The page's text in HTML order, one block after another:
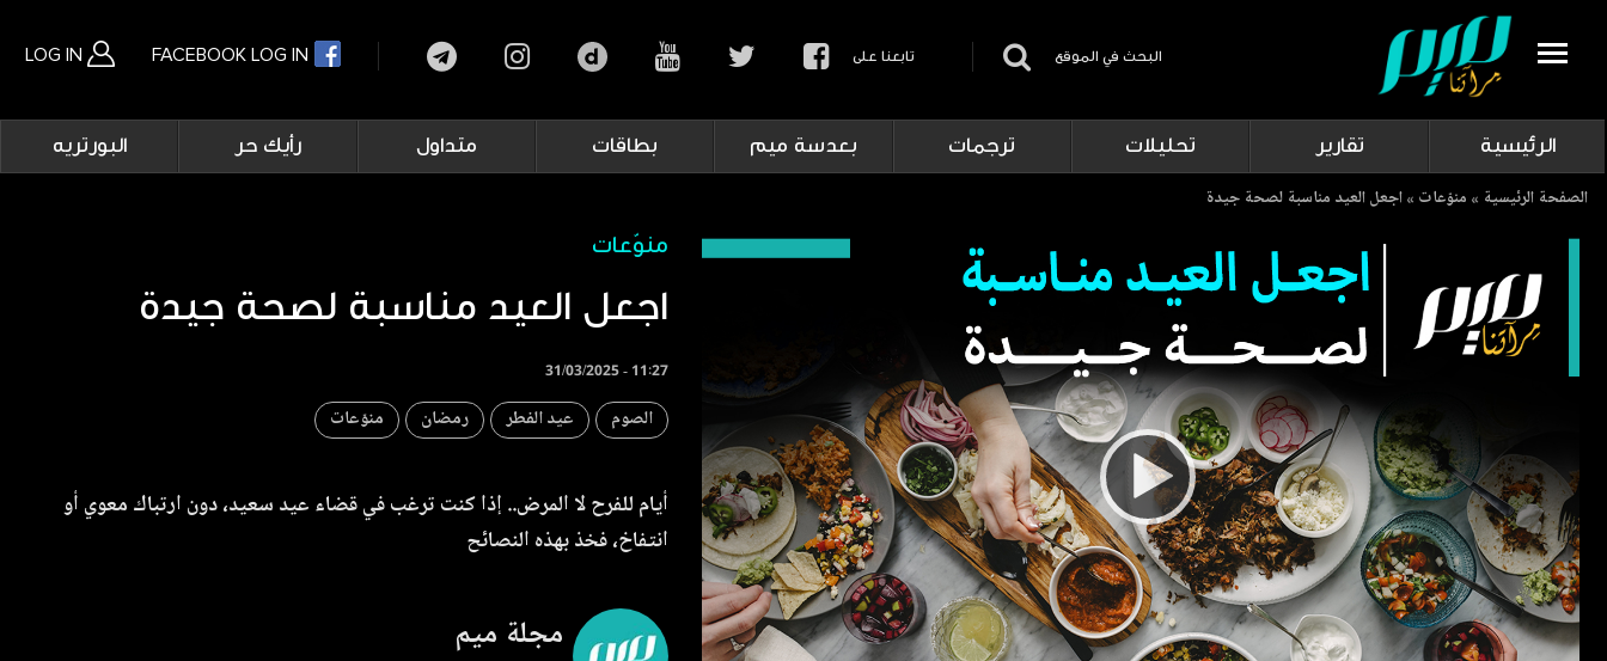
LOG IN FACEBOOK LOG IN البحث في الموقع تابعنا على
Main
navigation
الرئيسية تقارير تحليلات ترجمات بعدسة ميم بطاقات متداول رأيك حر البورتريه
Breadcrumb
الصفحة الرئيسية منوّعات اجعل العيد مناسبة لصحة جيدة
منوّعات
اجعل العيد مناسبة لصحة جيدة
31/03/2025 - 11:27
الصوم عيد الفطر رمضان منوّعات
أيام للفرح لا المرض.. إذا كنت ترغب في قضاء عيد سعيد، دون ارتباك معوي أو
انتفاخ، فخذ بهذه النصائح
مجلة ميم